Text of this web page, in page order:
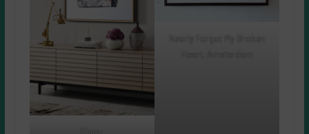
Nearly Forgot My Broken
Heart, Amsterdam